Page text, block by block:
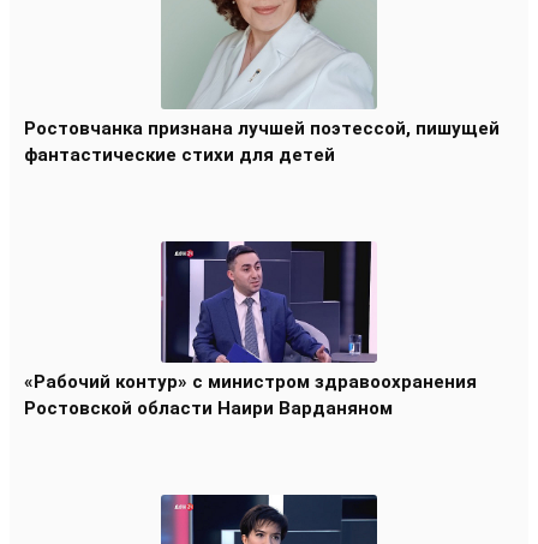
Ростовчанка признана лучшей поэтессой, пишущей
фантастические стихи для детей
«Рабочий контур» с министром здравоохранения
Ростовской области Наири Варданяном